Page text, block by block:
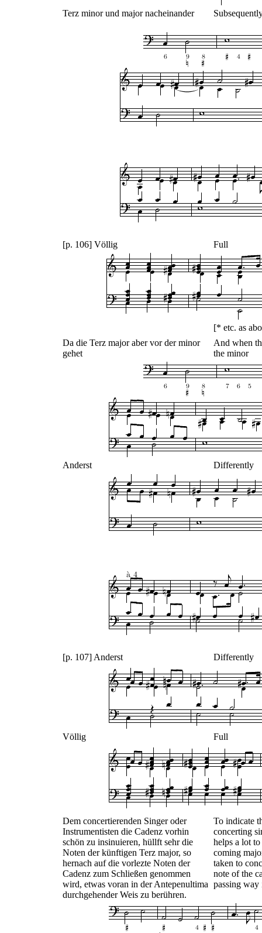
Terz minor und major nacheinander
[p. 106] Völlig Full
[* etc. as
Da die Terz major aber vor der minor
gehet
And when
the minor
Anderst Differently
[p. 107] Anderst Differently
Völlig Full
Dem concertierenden Singer oder
Instrumentisten die Cadenz vorhin
schön zu insinuieren, hüllft sehr die
Noten der künftigen Terz major, so
hernach auf die vorlezte Noten der
Cadenz zum Schließen genommen
wird, etwas voran in der Antepenultima
durchgehender Weis zu berühren.
To indicate
concerting
helps a lot
coming
taken to
note of the
passing